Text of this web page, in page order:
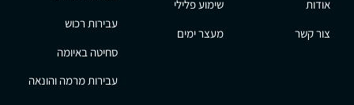
אודות
צור קשר
שימוע פלילי
מעצר ימים
עבירות רכוש
סחיטה באיומה
עבירות מרמה והונאה